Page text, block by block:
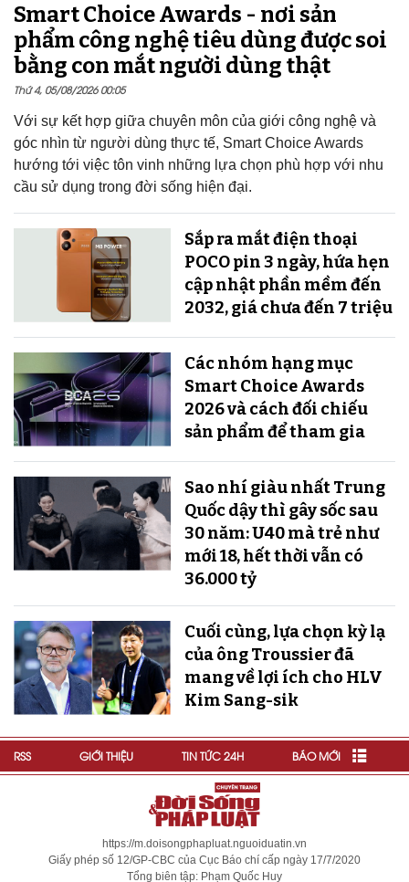
Smart Choice Awards - nơi sản
phẩm công nghệ tiêu dùng được soi
bằng con mắt người dùng thật
Thứ 4, 05/08/2026 00:05
Với sự kết hợp giữa chuyên môn của giới công nghệ và
góc nhìn từ người dùng thực tế, Smart Choice Awards
hướng tới việc tôn vinh những lựa chọn phù hợp với nhu
cầu sử dụng trong đời sống hiện đại.
Sắp ra mắt điện thoại
POCO pin 3 ngày, hứa hẹn
cập nhật phần mềm đến
2032, giá chưa đến 7 triệu
Các nhóm hạng mục
Smart Choice Awards
2026 và cách đối chiếu
sản phẩm để tham gia
Sao nhí giàu nhất Trung
Quốc dậy thì gây sốc sau
30 năm: U40 mà trẻ như
mới 18, hết thời vẫn có
36.000 tỷ
Cuối cùng, lựa chọn kỳ lạ
của ông Troussier đã
mang về lợi ích cho HLV
Kim Sang-sik
RSS GIỚI THIỆU TIN TỨC 24H BÁO MỚI
https://m.doisongphapluat.nguoiduatin.vn
Giấy phép số 12/GP-CBC của Cục Báo chí cấp ngày 17/7/2020
Tổng biên tập: Phạm Quốc Huy